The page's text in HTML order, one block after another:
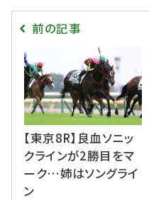
前の記事
【東京8R】良血ソニッ
クラインが2勝目をマ
ーク…姉はソングライ
ン